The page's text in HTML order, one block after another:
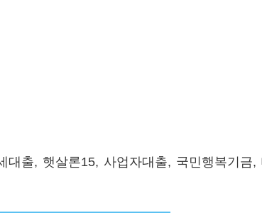
출, 햇살론15, 사업자대출, 국민행복기금,